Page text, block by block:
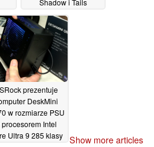
04/10/2025
prezentuje
DeskMini
w rozmiarze PSU
procesorem Intel
Ultra 9 285 klasy
Show more articles